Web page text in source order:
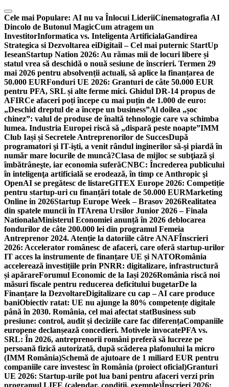
Skip
to
content
Cele mai Populare: AI nu va Înlocui LideriiCinematografia AI
Dincolo de Butonul MagicCum atragem un
InvestitorInformatica vs. Inteligenta ArtificialaGandirea
Strategica si Dezvoltarea eiDigitail – Cel mai puternic StartUp
IeseanStartup Nation 2026: Au rămas mii de locuri libere și
statul vrea să deschidă o nouă sesiune de înscrieri. Termen 29
mai 2026 pentru absolvenții actuali, să aplice la finanțarea de
50.000 EURFonduri UE 2026: Granturi de câte 50.000 EUR
pentru PFA, SRL și alte ferme mici. Ghidul DR-14 propus de
AFIRCe afaceri poți începe cu mai puțin de 1.000 de euro:
„Deschid dreptul de a începe un business”Al doilea „șoc
chinez”: valul de produse de înaltă tehnologie care va schimba
lumea. Industria Europei riscă să „dispară peste noapte”IMM
Club Iași și Secretele Antreprenorilor de SuccesDupă
programatori şi IT-işti, a venit rândul inginerilor să-şi piardă în
număr mare locurile de muncă?Clasa de mijloc se subţiază şi
îmbătrâneşte, iar economia suferăCNBC: Încrederea publicului
în inteligenţa artificială se erodează, în timp ce Anthropic şi
OpenAI se pregătesc de listareGITEX Europe 2026: Competiție
pentru startup-uri cu finanțări totale de 50.000 EURMarketing
Online in 2026Startup Europe Week – Brasov 2026Realitatea
din spatele muncii în ITArena Ursilor Junior 2026 – Finala
NationalaMinisterul Economiei anunță în 2026 deblocarea
fondurilor de câte 200.000 lei din programul Femeia
Antreprenor 2024. Atenție la datoriile către ANAFÎnscrieri
2026: Accelerator românesc de afaceri, care oferă startup-urilor
IT acces la instrumente de finanțare UE și NATORomânia
accelerează investițiile prin PNRR: digitalizare, infrastructură
și apărareForumul Economic de la Iași 2026România riscă noi
măsuri fiscale pentru reducerea deficitului bugetarDe la
Finanțare la DezvoltareDigitalizare cu cap – AI care produce
baniObiectiv ratat: UE nu ajunge la 80% competențe digitale
până în 2030. România, cel mai afectat statBusiness sub
presiune: control, audit și deciziile care fac diferențaCompaniile
europene declanșează concedieri. Motivele invocatePFA vs.
SRL: În 2026, antreprenorii români preferă să lucreze pe
persoană fizică autorizată, după scăderea plafonului la micro
(IMM România)Schemă de ajutoare de 1 miliard EUR pentru
companiile care investesc în România (proiect oficial)Granturi
UE 2026: Startup-urile pot lua bani pentru afaceri verzi prin
programul LIFE (calendar, condiții, exemple)Înscrieri 2026: